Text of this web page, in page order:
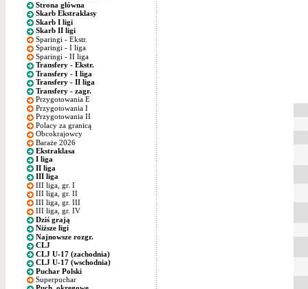
Strona główna
Skarb Ekstraklasy
Skarb I ligi
Skarb II ligi
Sparingi - Ekstr.
Sparingi - I liga
Sparingi - II liga
Transfery - Ekstr.
Transfery - I liga
Transfery - II liga
Transfery - zagr.
Przygotowania E
Przygotowania I
Przygotowania II
Polacy za granicą
Obcokrajowcy
Baraże 2026
Ekstraklasa
I liga
II liga
III liga
III liga, gr. I
III liga, gr. II
III liga, gr. III
III liga, gr. IV
Dziś grają
Niższe ligi
Najnowsze rozgr.
CLJ
CLJ U-17 (zachodnia)
CLJ U-17 (wschodnia)
Puchar Polski
Superpuchar